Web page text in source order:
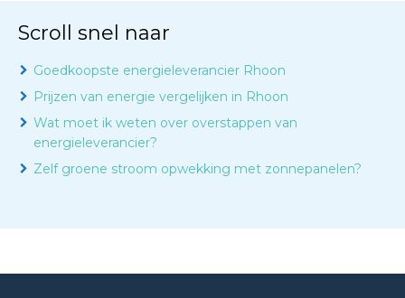
Scroll snel naar
Goedkoopste energieleverancier Rhoon
Prijzen van energie vergelijken in Rhoon
Wat moet ik weten over overstappen van
energieleverancier?
Zelf groene stroom opwekking met zonnepanelen?